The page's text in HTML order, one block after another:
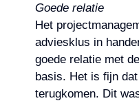
Goede relatie
Het
adviesklus in
goede relatie met
basis. Het is fijn
terugkomen. Dit